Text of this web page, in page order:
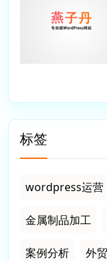
标签
wordpress运营
金属制品加工
案例分析 外